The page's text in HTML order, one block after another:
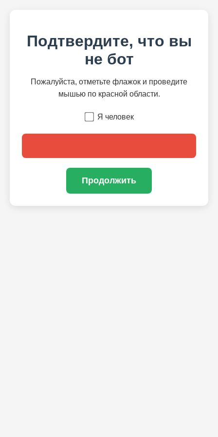
Подтвердите, что вы
не бот
Пожалуйста, отметьте флажок и проведите
мышью по красной области.
Я человек
Продолжить